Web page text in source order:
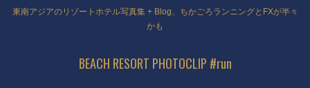
東南アジアのリゾートホテル写真集 + Blog、ちかごろランニングとFXが半々
かも
BEACH RESORT PHOTOCLIP #run